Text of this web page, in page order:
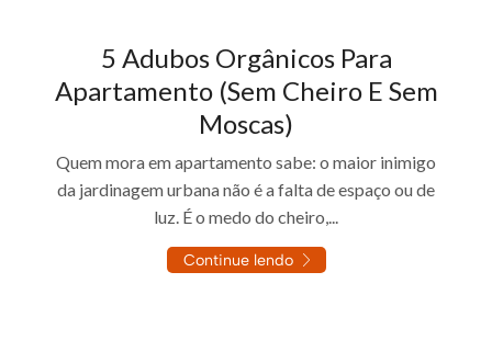
5 Adubos Orgânicos Para
Apartamento (Sem Cheiro E Sem
Moscas)
Quem mora em apartamento sabe: o maior inimigo
da jardinagem urbana não é a falta de espaço ou de
luz. É o medo do cheiro,...
Continue lendo